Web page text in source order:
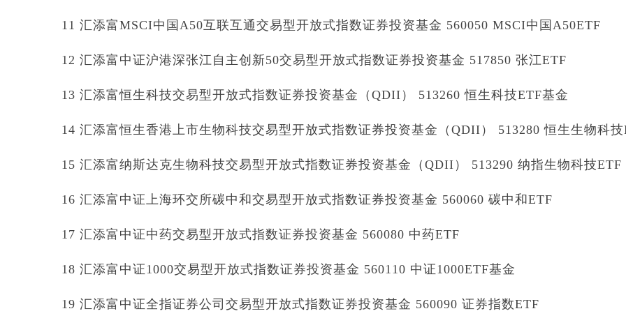
11 汇添富MSCI中国A50互联互通交易型开放式指数证券投资基金 560050 MSCI中国A50ETF
12 汇添富中证沪港深张江自主创新50交易型开放式指数证券投资基金 517850 张江ETF
13 汇添富恒生科技交易型开放式指数证券投资基金（QDII） 513260 恒生科技ETF基金
14 汇添富恒生香港上市生物科技交易型开放式指数证券投资基金（QDII） 513280 恒生生物科
15 汇添富纳斯达克生物科技交易型开放式指数证券投资基金（QDII） 513290 纳指生物科技ETF
16 汇添富中证上海环交所碳中和交易型开放式指数证券投资基金 560060 碳中和ETF
17 汇添富中证中药交易型开放式指数证券投资基金 560080 中药ETF
18 汇添富中证1000交易型开放式指数证券投资基金 560110 中证1000ETF基金
19 汇添富中证全指证券公司交易型开放式指数证券投资基金 560090 证券指数ETF